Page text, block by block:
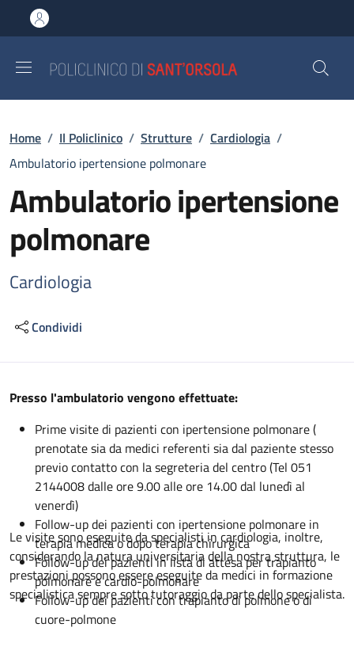
al contenuto principale
to footer content
Briciole di pane
Home / Il Policlinico / Strutture / Cardiologia /
Ambulatorio ipertensione polmonare
Ambulatorio ipertensione
polmonare
Cardiologia
Condividi
Descrizione
Presso l'ambulatorio vengono effettuate:
Prime visite di pazienti con ipertensione polmonare (
prenotate sia da medici referenti sia dal paziente stesso
previo contatto con la segreteria del centro (Tel 051
2144008 dalle ore 9.00 alle ore 14.00 dal lunedì al
venerdì)
Follow-up dei pazienti con ipertensione polmonare in
terapia medica o dopo terapia chirurgica
Follow-up dei pazienti in lista di attesa per trapianto
polmonare e cardio-polmonare
Follow-up dei pazienti con trapianto di polmone o di
cuore-polmone
Le visite sono eseguite da specialisti in cardiologia, inoltre,
considerando la natura universitaria della nostra struttura, le
prestazioni possono essere eseguite da medici in formazione
specialistica sempre sotto tutoraggio da parte dello specialista.